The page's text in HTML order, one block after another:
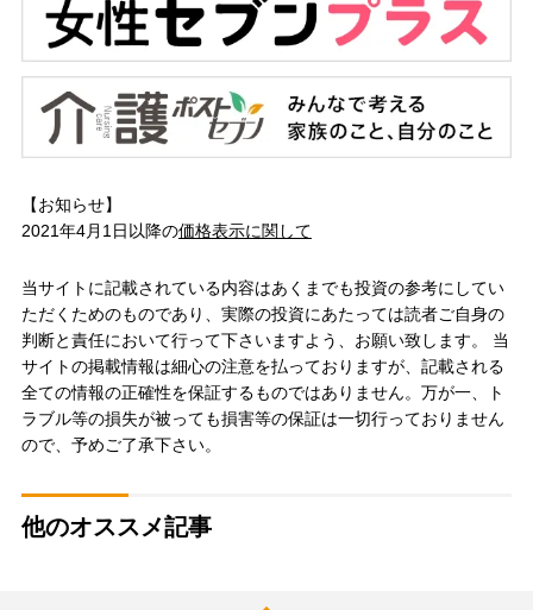
【お知らせ】
2021年4月1日以降の価格表示に関して
当サイトに記載されている内容はあくまでも投資の参考にしてい
ただくためのものであり、実際の投資にあたっては読者ご自身の
判断と責任において行って下さいますよう、お願い致します。 当
サイトの掲載情報は細心の注意を払っておりますが、記載される
全ての情報の正確性を保証するものではありません。万が一、ト
ラブル等の損失が被っても損害等の保証は一切行っておりません
ので、予めご了承下さい。
他のオススメ記事